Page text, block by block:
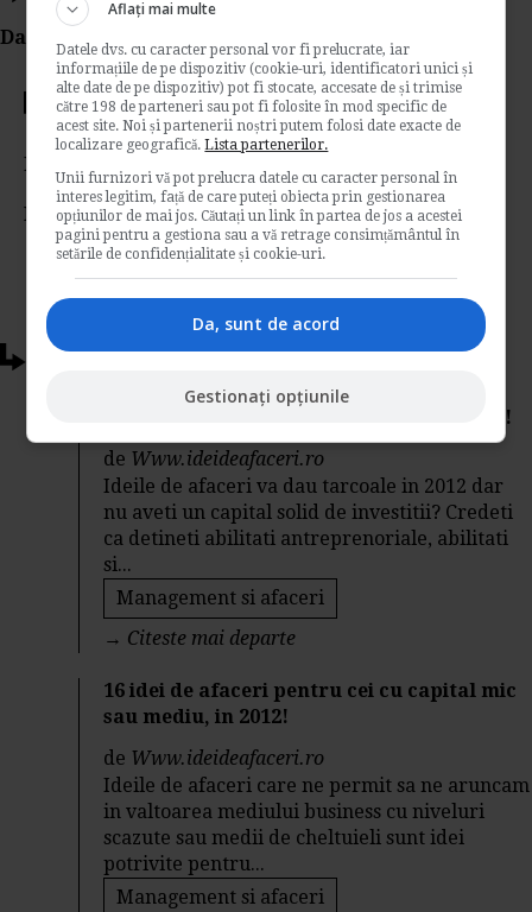
Da Like, Printeaza sau trimite pe Email!
Votati articolul
Rating:
Nota:4.23din13voturi
Articole conexe
6 idei de afaceri pentru cei cu bani putini!
de Www.ideideafaceri.ro
Ideile de afaceri va dau tarcoale in 2012 dar
nu aveti un capital solid de investitii? Credeti
ca detineti abilitati antreprenoriale, abilitati
si...
Management si afaceri
→ Citeste mai departe
16 idei de afaceri pentru cei cu capital mic
sau mediu, in 2012!
de Www.ideideafaceri.ro
Ideile de afaceri care ne permit sa ne aruncam
in valtoarea mediului business cu niveluri
scazute sau medii de cheltuieli sunt idei
potrivite pentru...
Management si afaceri
Aflați mai multe
Datele dvs. cu caracter personal vor fi prelucrate, iar
informațiile de pe dispozitiv (cookie-uri, identificatori unici și
alte date de pe dispozitiv) pot fi stocate, accesate de și trimise
către 198 de parteneri sau pot fi folosite în mod specific de
acest site. Noi și partenerii noștri putem folosi date exacte de
localizare geografică.Lista partenerilor.
Unii furnizori vă pot prelucra datele cu caracter personal în
interes legitim, față de care puteți obiecta prin gestionarea
opțiunilor de mai jos. Căutați un link în partea de jos a acestei
pagini pentru a gestiona sau a vă retrage consimțământul în
setările de confidențialitate și cookie-uri.
Da, sunt de acord
Gestionați opțiunile